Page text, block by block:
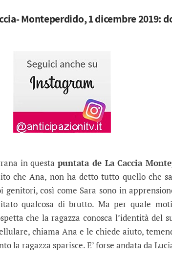
Monteperdido, 1 dicembre 2019:
in questapuntata de La Caccia
che Ana, non ha detto tutto quello che
genitori, così come Sara sono in
qualcosa di brutto. Ma per quale
che la ragazza conosca l’identità del
chiama Ana e le chiede aiuto,
la ragazza sparisce. E’ forse andata da